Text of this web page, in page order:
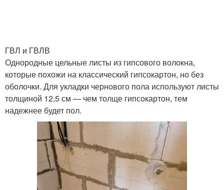
ГВЛ и ГВЛВ
Однородные цельные листы из гипсового волокна,
которые похожи на классический гипсокартон, но без
оболочки. Для укладки чернового пола используют листы
толщиной 12,5 см — чем толще гипсокартон, тем
надежнее будет пол.